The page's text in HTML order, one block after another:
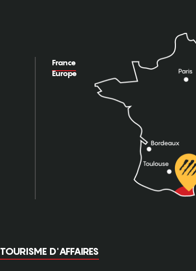
France
Europe
TOURISME D'AFFAIRES